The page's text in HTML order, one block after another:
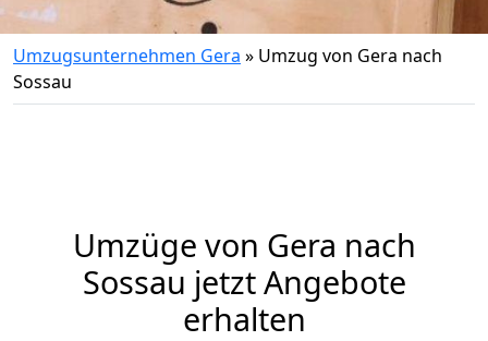
Umzugsunternehmen Gera » Umzug von Gera nach
Sossau
Umzüge von Gera nach
Sossau jetzt Angebote
erhalten